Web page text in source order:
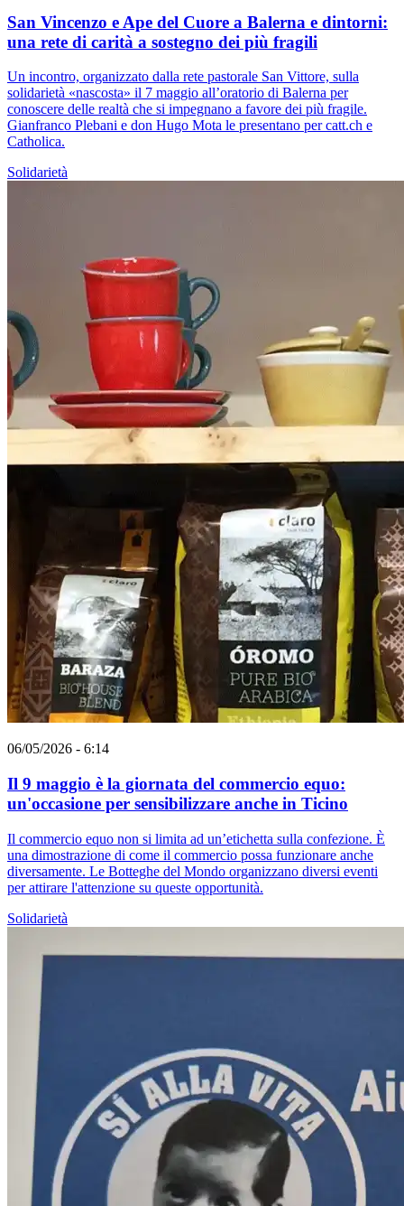
San Vincenzo e Ape del Cuore a Balerna e dintorni:
una rete di carità a sostegno dei più fragili
Un incontro, organizzato dalla rete pastorale San Vittore, sulla
solidarietà «nascosta» il 7 maggio all’oratorio di Balerna per
conoscere delle realtà che si impegnano a favore dei più fragile.
Gianfranco Plebani e don Hugo Mota le presentano per catt.ch e
Catholica.
Solidarietà
06/05/2026 - 6:14
Il 9 maggio è la giornata del commercio equo:
un'occasione per sensibilizzare anche in Ticino
Il commercio equo non si limita ad un’etichetta sulla confezione. È
una dimostrazione di come il commercio possa funzionare anche
diversamente. Le Botteghe del Mondo organizzano diversi eventi
per attirare l'attenzione su queste opportunità.
Solidarietà